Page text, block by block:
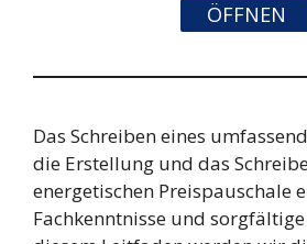
ÖFFNEN
Das Schreiben eines
die Erstellung und das
energetischen Preispauschale
Fachkenntnisse und sorgfältige